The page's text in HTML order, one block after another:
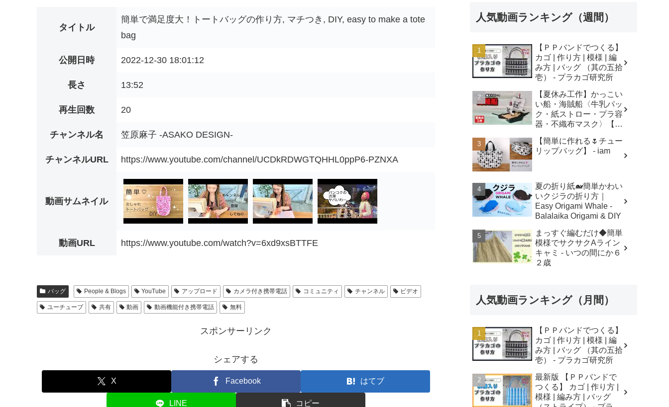
タイトル
簡単で満足度大！トートバッグの作り方, マチつき, DIY, easy to make a tote
bag
公開日時 2022-12-30 18:01:12
長さ 13:52
再生回数 20
チャンネル名 笠原麻子 -ASAKO DESIGN-
チャンネルURL https://www.youtube.com/channel/UCDkRDWGTQHHL0ppP6-PZNXA
動画サムネイル
動画URL https://www.youtube.com/watch?v=6xd9xsBTTFE
バッグ People & Blogs YouTube アップロード カメラ付き携帯電話 コミュニティ チャンネル ビデオ
ユーチューブ 共有 動画 動画機能付き携帯電話 無料
スポンサーリンク
シェアする
X Facebook はてブ
LINE コピー
人気動画ランキング（週間）
【ＰＰバンドでつくる】
カゴ | 作り方 | 模様 | 編
み方 | バッグ （其の五拾
壱） - プラカゴ研究所
【夏休み工作】かっこい
い船・海賊船〈牛乳パッ
ク・紙ストロー・プラ容
器・不織布マスク〉【自
作・廃材手作りおもちゃ
- ちゃんねるできたくん
【簡単に作れる🌷チュー
リップバッグ】 - iam
夏の折り紙🐋簡単かわい
いクジラの折り方｜
Easy Origami Whale -
Balalaika Origami & DIY
まっすぐ編むだけ◆簡単
模様でサクサクAライン
キャミ - いつの間にか６
２歳
人気動画ランキング（月間）
【ＰＰバンドでつくる】
カゴ | 作り方 | 模様 | 編
み方 | バッグ （其の五拾
壱） - プラカゴ研究所
最新版 【ＰＰバンドで
つくる】 カゴ | 作り方 |
模様 | 編み方 | バッグ